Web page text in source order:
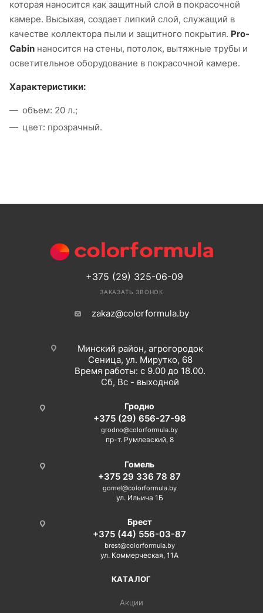
которая наносится как защитный слой в покрасочной
камере. Высыхая, создает липкий слой, служащий в
качестве коллектора пыли и защитного покрытия. Pro-
Cabin наносится на стены, потолок, вытяжные трубы и
осветительное оборудование в покрасочной камере.
Характеристики:
объем: 20 л.;
цвет: прозрачный.
+375 (29) 325-06-09
ЗАКАЗАТЬ ЗВОНОК
zakaz@colorformula.by
Минский район, агрогородок
Сеница, ул. Мирутко, 68
Время работы: с 9.00 до 18.00.
Сб, Вс - выходной
Гродно
+375 (29) 656-27-98
grodno@colorformula.by
пр-т. Румлевский, 8
Гомель
+375 29 336 78 87
gomel@colorformula.by
ул. Ильича 1Б
Брест
+375 (44) 556-03-87
brest@colorformula.by
ул. Коммерческая, 11А
КАТАЛОГ
Акции